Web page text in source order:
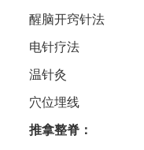
醒脑开窍针法
电针疗法
温针灸
穴位埋线
推拿整脊‌：